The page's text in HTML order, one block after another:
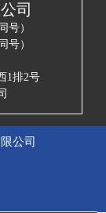
司
号）
号）
1排2号
公司